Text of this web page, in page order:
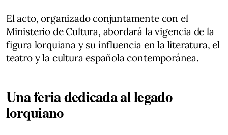
El acto, organizado conjuntamente con el
Ministerio de Cultura, abordará la vigencia de la
figura lorquiana y su influencia en la literatura, el
teatro y la cultura española contemporánea.
Una feria dedicada al legado
lorquiano